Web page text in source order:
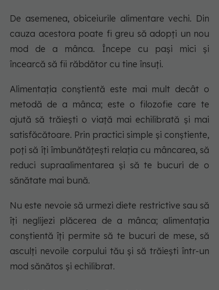
De asemenea, obiceiurile alimentare vechi. Din
cauza acestora poate fi greu să adopți un nou
mod de a mânca. Începe cu pași mici și
încearcă să fii răbdător cu tine însuți.
Alimentația conștientă este mai mult decât o
metodă de a mânca; este o filozofie care te
ajută să trăiești o viață mai echilibrată și mai
satisfăcătoare. Prin practici simple și conștiente,
poți să îți îmbunătățești relația cu mâncarea, să
reduci supraalimentarea și să te bucuri de o
sănătate mai bună.
Nu este nevoie să urmezi diete restrictive sau să
îți neglijezi plăcerea de a mânca; alimentația
conștientă îți permite să te bucuri de mese, să
asculți nevoile corpului tău și să trăiești într-un
mod sănătos și echilibrat.